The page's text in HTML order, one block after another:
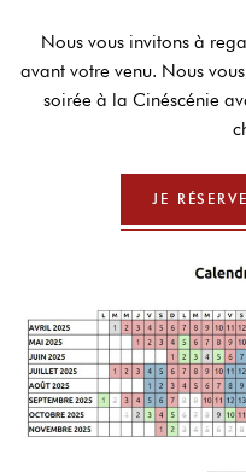
Nous vous invitons à
avant votre venu. Nous
soirée à la Cinéscénie
JE